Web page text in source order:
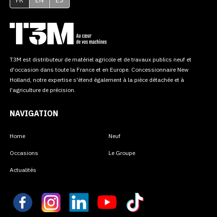
T3M est distributeur de matériel agricole et de travaux publics neuf et
d'occasion dans toute la France et en Europe. Concessionnaire New
Holland, notre expertise s'étend également à la pièce détachée et à
l'agriculture de précision.
NAVIGATION
Home Neuf
Occasions Le Groupe
Actualités